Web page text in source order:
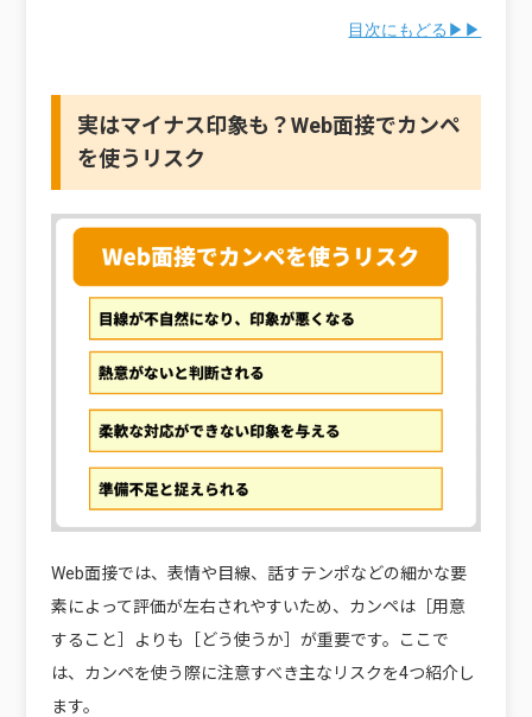
目次にもどる▶▶
実はマイナス印象も？Web面接でカンペ
を使うリスク
Web面接では、表情や目線、話すテンポなどの細かな要
素によって評価が左右されやすいため、カンペは［用意
すること］よりも［どう使うか］が重要です。ここで
は、カンペを使う際に注意すべき主なリスクを4つ紹介し
ます。